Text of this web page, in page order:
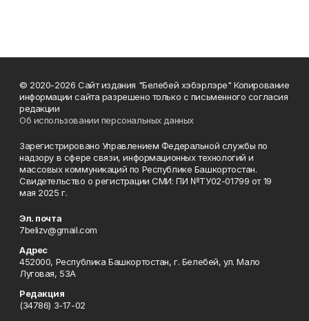
© 2020-2026 Сайт издания "Белебей хэбэрлэре" Копирование
информации сайта разрешено только с письменного согласия
редакции
Об использовании персональных данных
Зарегистрировано Управлением Федеральной службы по
надзору в сфере связи, информационных технологий и
массовых коммуникаций по Республике Башкортостан.
Свидетельство о регистрации СМИ: ПИ №ТУ02-01799 от 19
мая 2025 г.
Эл. почта
7belizv@gmail.com
Адрес
452000, Республика Башкортостан, г. Белебей, ул. Мало
Луговая, 53А
Редакция
(34786) 3-17-02